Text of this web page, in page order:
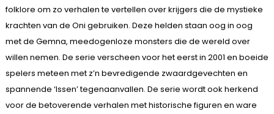
folklore om zo verhalen te vertellen over krijgers die de mystieke
krachten van de Oni gebruiken. Deze helden staan oog in oog
met de Gemna, meedogenloze monsters die de wereld over
willen nemen. De serie verscheen voor het eerst in 2001 en boeide
spelers meteen met z’n bevredigende zwaardgevechten en
spannende ‘Issen’ tegenaanvallen. De serie wordt ook herkend
voor de betoverende verhalen met historische figuren en ware